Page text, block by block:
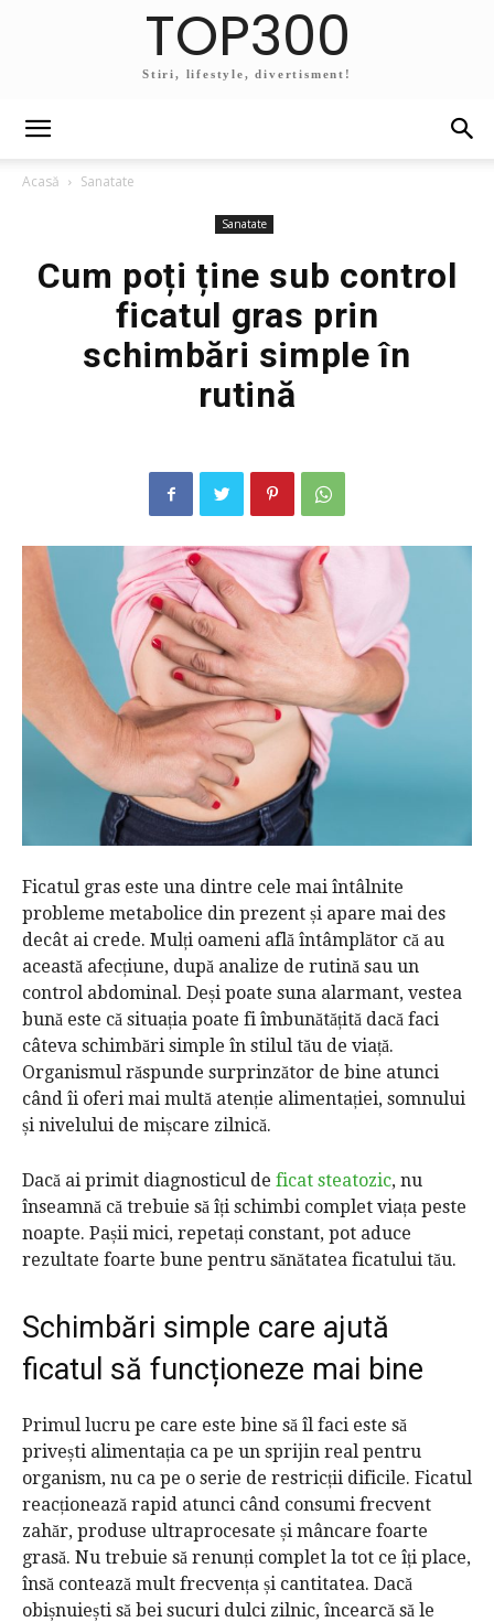
TOP300
Stiri, lifestyle, divertisment!
Acasă Sanatate
Sanatate
Cum poți ține sub control
ficatul gras prin
schimbări simple în
rutină
Ficatul gras este una dintre cele mai întâlnite
probleme metabolice din prezent și apare mai des
decât ai crede. Mulți oameni află întâmplător că au
această afecțiune, după analize de rutină sau un
control abdominal. Deși poate suna alarmant, vestea
bună este că situația poate fi îmbunătățită dacă faci
câteva schimbări simple în stilul tău de viață.
Organismul răspunde surprinzător de bine atunci
când îi oferi mai multă atenție alimentației, somnului
și nivelului de mișcare zilnică.
Dacă ai primit diagnosticul de ficat steatozic, nu
înseamnă că trebuie să îți schimbi complet viața peste
noapte. Pașii mici, repetați constant, pot aduce
rezultate foarte bune pentru sănătatea ficatului tău.
Schimbări simple care ajută
ficatul să funcționeze mai bine
Primul lucru pe care este bine să îl faci este să
privești alimentația ca pe un sprijin real pentru
organism, nu ca pe o serie de restricții dificile. Ficatul
reacționează rapid atunci când consumi frecvent
zahăr, produse ultraprocesate și mâncare foarte
grasă. Nu trebuie să renunți complet la tot ce îți place,
însă contează mult frecvența și cantitatea. Dacă
obișnuiești să bei sucuri dulci zilnic, încearcă să le